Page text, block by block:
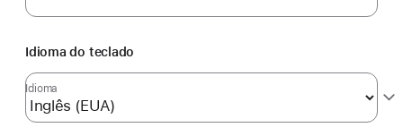
Idioma do teclado
Idioma